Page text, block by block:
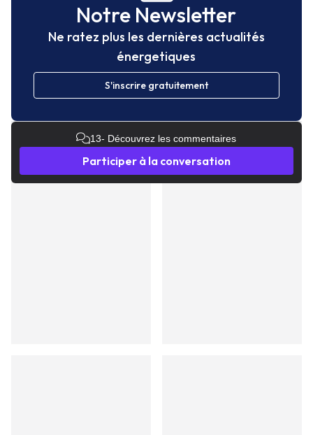
Notre Newsletter
Ne ratez plus les dernières actualités
énergetiques
S'inscrire gratuitement
13- Découvrez les commentaires
Participer à la conversation